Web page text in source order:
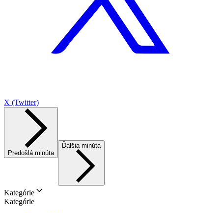
X (Twitter)
Predošlá minúta
Ďalšia minúta
Kategórie
Kategórie